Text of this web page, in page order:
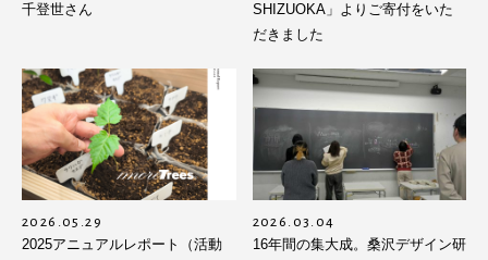
千登世さん
SHIZUOKA」よりご寄付をいた
だきました
2026.05.29
2025アニュアルレポート（活動
2026.03.04
16年間の集大成。桑沢デザイン研